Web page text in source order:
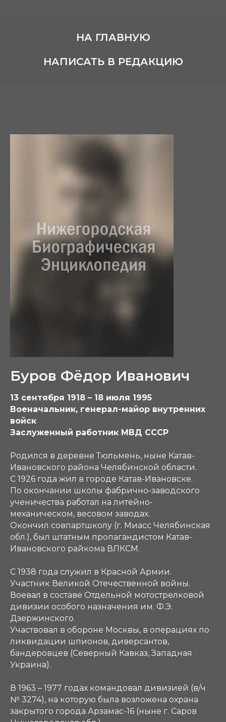
НА ГЛАВНУЮ
НАПИСАТЬ В РЕДАКЦИЮ
Буров Фёдор Иванович
13 сентября 1918 – 18 июля 1995
Военачальник, генерал-майор внутренних
войск
Заслуженный работник МВД СССР
Родился в деревне Тюльмень, ныне Катав-
Ивановского района Челябинской области.
С 1926 года жил в городе Катав-Ивановске.
По окончании школы фабрично-заводского
ученичества работал на литейно-
механическом, весовом заводах.
Окончил совпартшколу (г. Миасс Челябинская
обл.), был штатным пропагандистом Катав-
Ивановского райкома ВЛКСМ.
С 1938 года служил в Красной Армии.
Участник Великой Отечественной войны.
Воевал в составе Отдельной мотострелковой
дивизии особого назначения им. Ф.Э.
Дзержинского.
Участвовал в обороне Москвы, в операциях по
ликвидации шпионов, диверсантов,
бандеровцев (Северный Кавказ, Западная
Украина).
В 1963 – 1977 годах командовал дивизией (в/ч
№ 3274), на которую была возложена охрана
закрытого города Арзамас-16 (ныне г. Саров